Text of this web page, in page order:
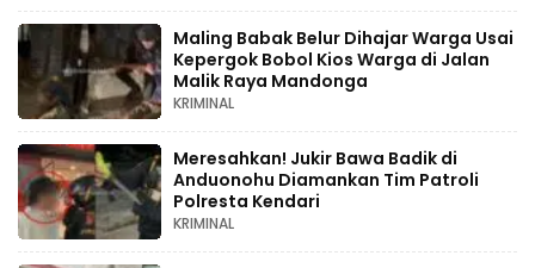
Maling Babak Belur Dihajar Warga Usai
Kepergok Bobol Kios Warga di Jalan
Malik Raya Mandonga
KRIMINAL
Meresahkan! Jukir Bawa Badik di
Anduonohu Diamankan Tim Patroli
Polresta Kendari
KRIMINAL